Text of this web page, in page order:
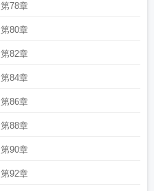
第78章
第80章
第82章
第84章
第86章
第88章
第90章
第92章